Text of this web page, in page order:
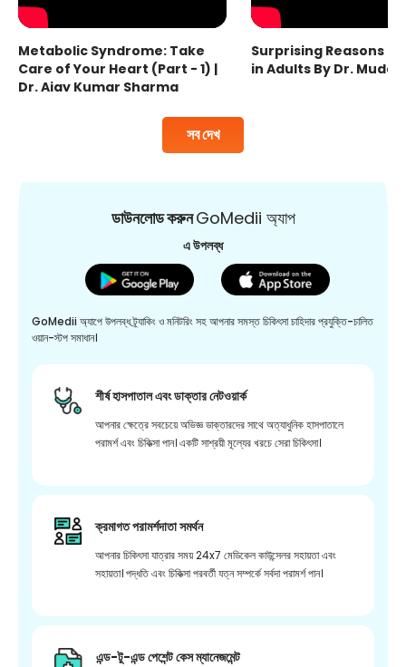
সব দেখ
Metabolic Syndrome: Take
Care of Your Heart (Part - 1) |
Dr. Ajay Kumar Sharma
Surprising Reasons
in Adults By Dr.
ডাউনলোড করুনGoMedii অ্যাপ
এ উপলব্ধ
GoMedii অ্যাপে উপলব্ধ ট্র্যাকিং ও মনিটরিং সহ আপনার সমস্ত চিকিৎসা চাহিদার প্রযুক্তি-চালিত
ওয়ান-স্টপ সমাধান।
শীর্ষ হাসপাতাল এবং ডাক্তার নেটওয়ার্ক
আপনার ক্ষেত্রে সবচেয়ে অভিজ্ঞ ডাক্তারদের সাথে অত্যাধুনিক হাসপাতালে
পরামর্শ এবং চিকিত্সা পান। একটি সাশ্রয়ী মূল্যের খরচে সেরা চিকিৎসা।
ক্রমাগত পরামর্শদাতা সমর্থন
আপনার চিকিৎসা যাত্রার সময় 24x7 মেডিকেল কাউন্সেলর সহায়তা এবং
সহায়তা। পদ্ধতি এবং চিকিত্সা পরবর্তী যত্ন সম্পর্কে সর্বদা পরামর্শ পান।
এন্ড-টু-এন্ড পেশেন্ট কেস ম্যানেজমেন্ট